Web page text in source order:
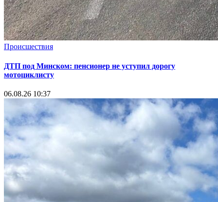
Происшествия
ДТП под Минском: пенсионер не уступил дорогу
мотоциклисту
06.08.26 10:37